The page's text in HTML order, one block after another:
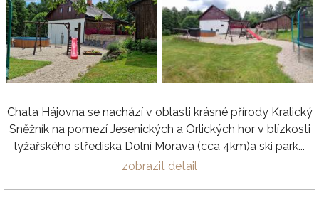
Chata Hájovna se nachází v oblasti krásné přírody Kralický
Sněžník na pomezí Jesenických a Orlických hor v blízkosti
lyžařského střediska Dolní Morava (cca 4km)a ski park...
zobrazit detail